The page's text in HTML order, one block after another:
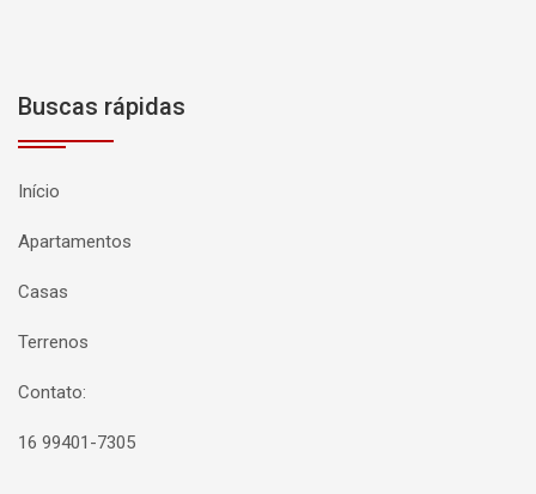
Buscas rápidas
Início
Apartamentos
Casas
Terrenos
Contato:
16 99401-7305